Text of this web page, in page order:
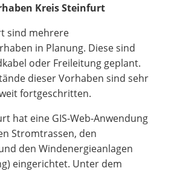
Kreis Steinfurt
sind mehrere
in Planung. Diese sind
oder Freileitung geplant.
dieser Vorhaben sind sehr
fortgeschritten.
hat eine GIS-Web-Anwendung
Stromtrassen, den
den Windenergieanlagen
eingerichtet. Unter dem